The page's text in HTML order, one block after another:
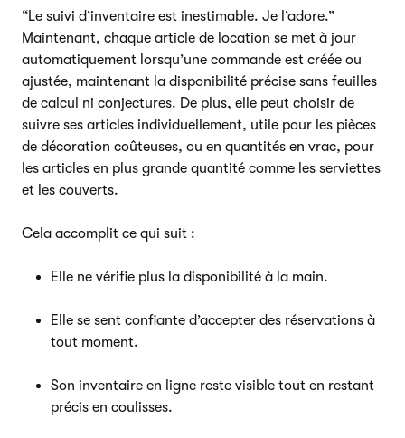
“Le suivi d’inventaire est inestimable. Je l’adore.”
Maintenant, chaque article de location se met à jour
automatiquement lorsqu’une commande est créée ou
ajustée, maintenant la disponibilité précise sans feuilles
de calcul ni conjectures. De plus, elle peut choisir de
suivre ses articles individuellement, utile pour les pièces
de décoration coûteuses, ou en quantités en vrac, pour
les articles en plus grande quantité comme les serviettes
et les couverts.
Cela accomplit ce qui suit :
Elle ne vérifie plus la disponibilité à la main.
Elle se sent confiante d’accepter des réservations à
tout moment.
Son inventaire en ligne reste visible tout en restant
précis en coulisses.